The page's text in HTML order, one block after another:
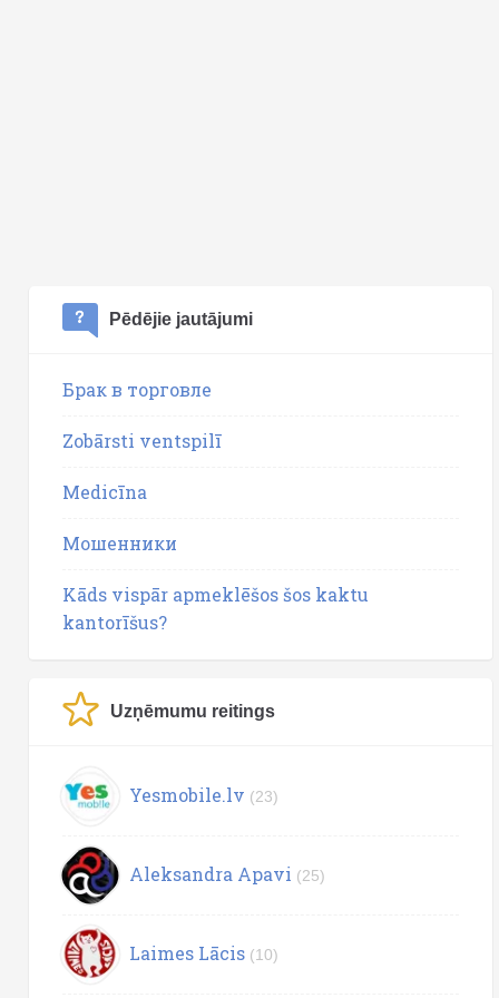
Pēdējie jautājumi
Брак в торговле
Zobārsti ventspilī
Medicīna
Мошенники
Kāds vispār apmeklēšos šos kaktu
kantorīšus?
Uzņēmumu reitings
Yesmobile.lv (23)
Aleksandra Apavi (25)
Laimes Lācis (10)